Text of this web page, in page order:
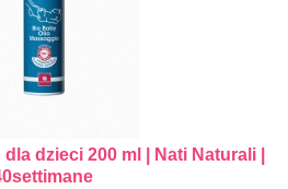
dzieci 200 ml | Nati Naturali |